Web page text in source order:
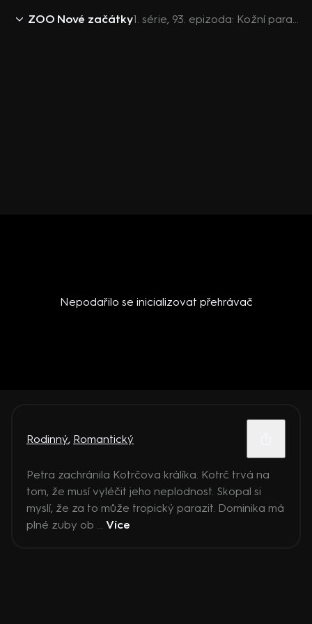
ZOO Nové začátky 1. série, 93. epizoda: Kožní parazit
Nepodařilo se inicializovat přehrávač
Rodinný, Romantický
Petra zachránila Kotrčova králíka. Kotrč trvá na
tom, že musí vyléčit jeho neplodnost. Skopal si
myslí, že za to může tropický parazit. Dominika má
plné zuby ob ... Více